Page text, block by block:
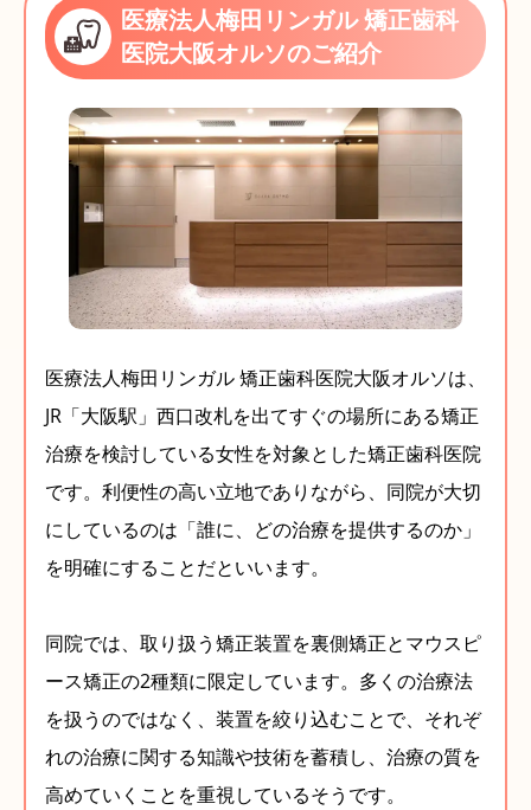
医療法人梅田リンガル 矯正歯科
医院大阪オルソのご紹介
医療法人梅田リンガル 矯正歯科医院大阪オルソは、
JR「大阪駅」西口改札を出てすぐの場所にある矯正
治療を検討している女性を対象とした矯正歯科医院
です。利便性の高い立地でありながら、同院が大切
にしているのは「誰に、どの治療を提供するのか」
を明確にすることだといいます。
同院では、取り扱う矯正装置を裏側矯正とマウスピ
ース矯正の2種類に限定しています。多くの治療法
を扱うのではなく、装置を絞り込むことで、それぞ
れの治療に関する知識や技術を蓄積し、治療の質を
高めていくことを重視しているそうです。